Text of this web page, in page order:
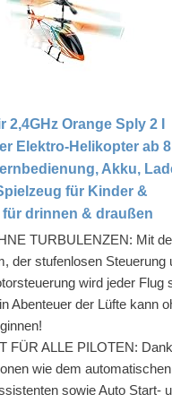
2,4GHz Orange Sply 2 I
Elektro-Helikopter ab 8
Akku,
für Kinder &
für drinnen & draußen
TURBULENZEN: Mit
der stufenlosen Steuerung
wird jeder Flug
Abenteuer der Lüfte kann
FÜR ALLE PILOTEN: Dank
wie dem automatischen
sowie Auto Start-